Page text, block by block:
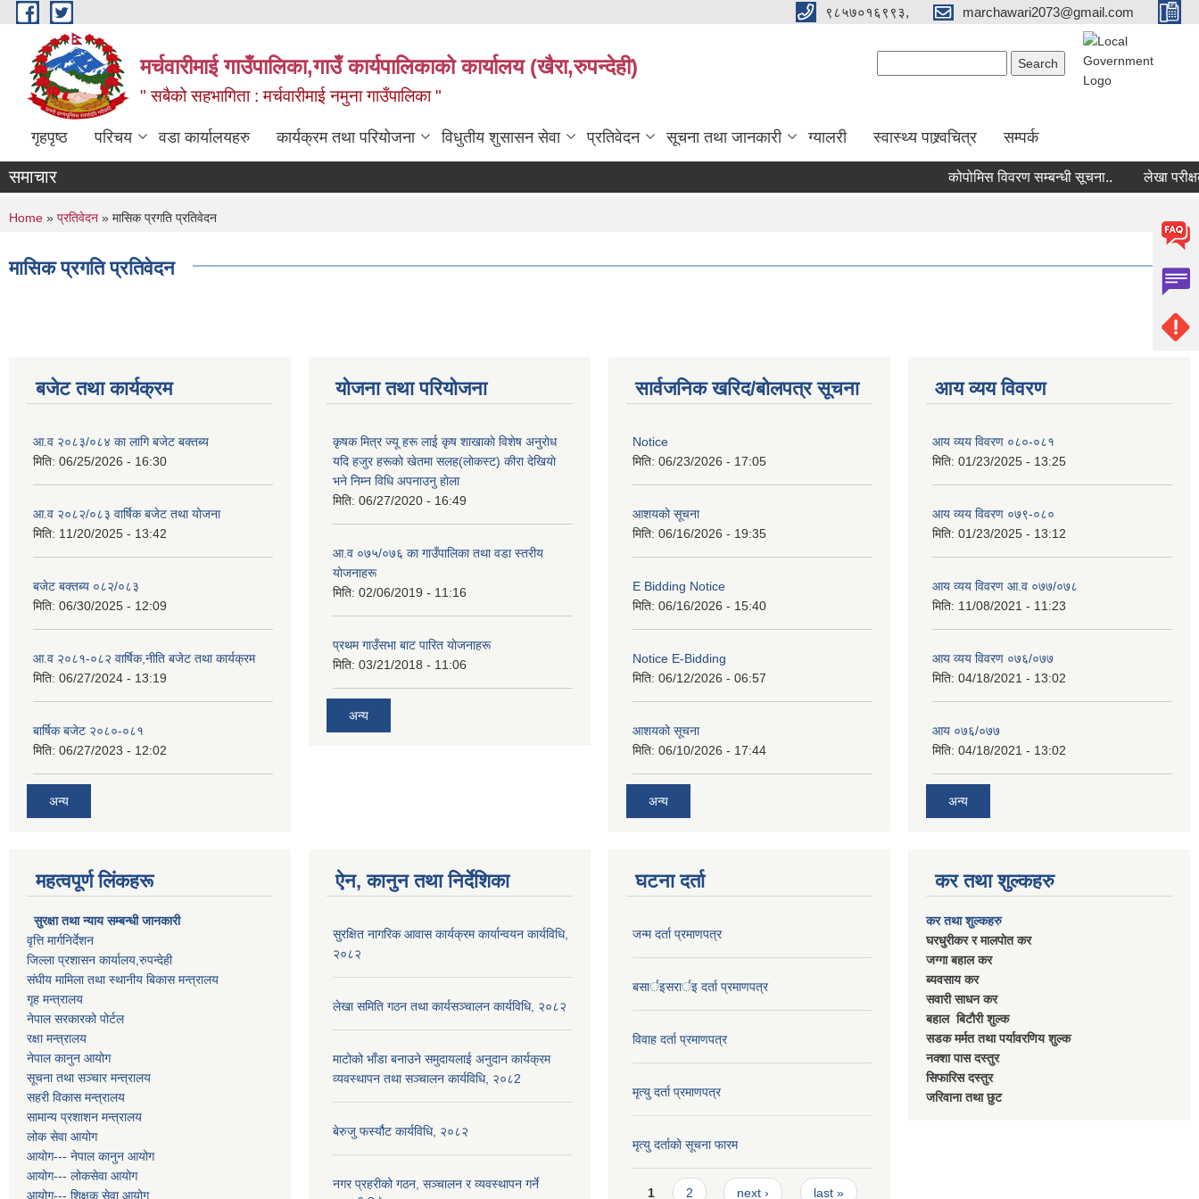
Skip to main content ९८५७०१६९९३, marchawari2073@gmail.com
मर्चवारीमाई गाउँपालिका,गाउँ कार्यपालिकाको कार्यालय (खैरा,रुपन्देही)
" सबैको सहभागिता : मर्चवारीमाई नमुना गाउँपालिका "
गृहपृष्ठ परिचय वडा कार्यालयहरु कार्यक्रम तथा परियोजना विधुतीय शुसासन सेवा प्रतिवेदन सूचना तथा जानकारी ग्यालरी स्वास्थ्य पाश्र्वचित्र सम्पर्क
समाचार कोपोमिस विवरण सम्बन्धी सूचना.. लेखा परीक्षक
You are here
Home » प्रतिवेदन » मासिक प्रगति प्रतिवेदन
मासिक प्रगति प्रतिवेदन
बजेट तथा कार्यक्रम
आ.व २०८३/०८४ का लागि बजेट बक्तब्य
मिति: 06/25/2026 - 16:30
आ.व २०८२/०८३ वार्षिक बजेट तथा योजना
मिति: 11/20/2025 - 13:42
बजेट बक्तब्य ०८२/०८३
मिति: 06/30/2025 - 12:09
आ.व २०८१-०८२ वार्षिक,नीति बजेट तथा कार्यक्रम
मिति: 06/27/2024 - 13:19
बार्षिक बजेट २०८०-०८१
मिति: 06/27/2023 - 12:02
अन्य
योजना तथा परियोजना
कृषक मित्र ज्यू हरू लाई कृष शाखाकाे विशेष अनुराेध
यदि हजुर हरूकाे खेतमा सलह(लाेकस्ट) कीरा देखियाे
भने निम्न विधि अपनाउनु हाेला
मिति: 06/27/2020 - 16:49
आ‍.व ०७५/०७६ का गाउँपालिका तथा वडा स्तरीय
याेजनाहरू
मिति: 02/06/2019 - 11:16
प्रथम गाउँसभा बाट पारित याेजनाहरू
मिति: 03/21/2018 - 11:06
अन्य
सार्वजनिक खरिद/बोलपत्र सूचना
Notice
मिति: 06/23/2026 - 17:05
आशयको सूचना
मिति: 06/16/2026 - 19:35
E Bidding Notice
मिति: 06/16/2026 - 15:40
Notice E-Bidding
मिति: 06/12/2026 - 06:57
आशयको सूचना
मिति: 06/10/2026 - 17:44
अन्य
आय व्यय विवरण
आय व्यय विवरण ०८०-०८१
मिति: 01/23/2025 - 13:25
आय व्यय विवरण ०७९-०८०
मिति: 01/23/2025 - 13:12
आय व्यय विवरण आ.व ०७७/०७८
मिति: 11/08/2021 - 11:23
आय व्यय विवरण ०७६/०७७
मिति: 04/18/2021 - 13:02
आय ०७६/०७७
मिति: 04/18/2021 - 13:02
अन्य
महत्वपूर्ण लिंकहरू
सुरक्षा तथा न्याय सम्बन्धी जानकारी
वृत्ति मार्गनिर्देशन
जिल्ला प्रशासन कार्यालय,रुपन्देही
संघीय मामिला तथा स्थानीय बिकास मन्त्रालय
गृह मन्त्रालय
नेपाल सरकारको पोर्टल
रक्षा मन्त्रालय
नेपाल कानुन आयोग
सूचना तथा सञ्चार मन्त्रालय
सहरी विकास मन्त्रालय
सामान्य प्रशाशन मन्त्रालय
लोक सेवा आयोग
आयोग--- नेपाल कानुन आयोग
आयोग--- लोकसेवा आयोग
आयोग--- शिक्षक सेवा आयोग
ऐन, कानुन तथा निर्देशिका
सुरक्षित नागरिक आवास कार्यक्रम कार्यान्वयन कार्यविधि,
२०८२
लेखा समिति गठन तथा कार्यसञ्चालन कार्यविधि, २०८२
माटोको भाँडा बनाउने समुदायलाई अनुदान कार्यक्रम
व्यवस्थापन तथा सञ्चालन कार्यविधि, २०८2
बेरुजु फर्स्यौट कार्यविधि, २०८२
नगर प्रहरीको गठन, सञ्चालन र व्यवस्थापन गर्ने
घटना दर्ता
जन्म दर्ता प्रमाणपत्र
बसार्इसरार्इ दर्ता प्रमाणपत्र
विवाह दर्ता प्रमाणपत्र
मृत्यु दर्ता प्रमाणपत्र
मृत्यु दर्ताकाे सूचना फारम
Pages
1 2 next › last »
कर तथा शुल्कहरु
कर तथा शुल्कहरु
घरधुरीकर र मालपाेत कर
जग्गा बहाल कर
ब्यवसाय कर
सवारी साधन कर
बहाल बिटाैरी शुल्क
सडक मर्मत तथा पर्यावरणिय शुल्क
नक्शा पास दस्तुर
सिफारिस दस्तुर
जरिवाना तथा छुट